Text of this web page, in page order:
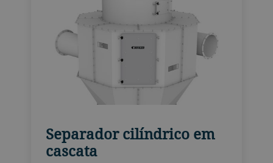
Separador cilíndrico em
cascata